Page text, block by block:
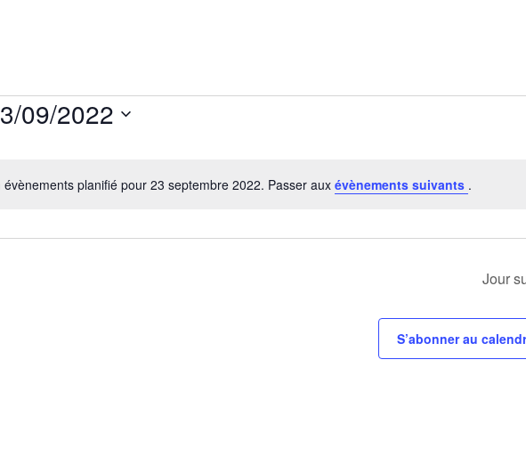
Notice
évènements planifié pour 23 septembre 2022. Passer aux évènements suivants .
09/2022
Jour
S’abonner au